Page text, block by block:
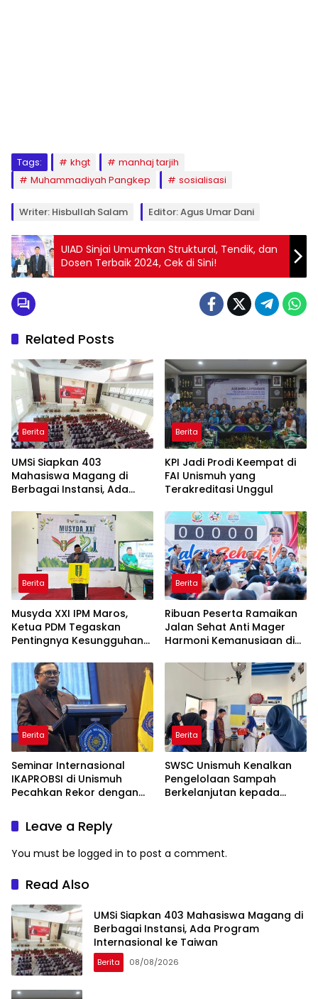
Tags: khgt
manhaj tarjih
Muhammadiyah Pangkep
sosialisasi
Writer: Hisbullah Salam Editor: Agus Umar Dani
UIAD Sinjai Umumkan Struktural, Tendik, dan
Dosen Terbaik 2024, Cek di Sini!
Related Posts
Berita
UMSi Siapkan 403
Mahasiswa Magang di
Berbagai Instansi, Ada
Taiwan
Berita
KPI Jadi Prodi Keempat di
FAI Unismuh yang
Terakreditasi Unggul
Berita
Musyda XXI IPM Maros,
Ketua PDM Tegaskan
Pentingnya Kesungguhan
Berita
Ribuan Peserta Ramaikan
Jalan Sehat Anti Mager
Harmoni Kemanusiaan di
Berita
Seminar Internasional
IKAPROBSI di Unismuh
Pecahkan Rekor dengan
Berita
SWSC Unismuh Kenalkan
Pengelolaan Sampah
Berkelanjutan kepada
Leave a Reply
You must be logged in to post a comment.
Read Also
UMSi Siapkan 403 Mahasiswa Magang di
Berbagai Instansi, Ada Program
Internasional ke Taiwan
Berita 08/08/2026